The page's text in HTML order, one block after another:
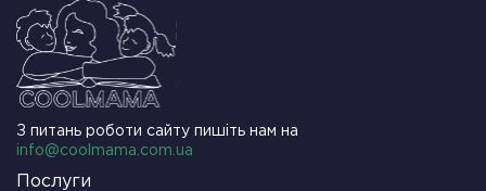
З питань роботи сайту пишіть нам на
info@coolmama.com.ua
Послуги